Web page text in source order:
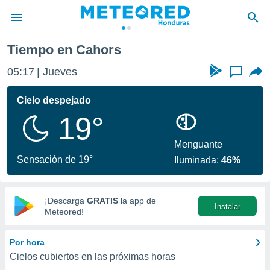
de
ha sido
calidad.
a este
las
y
digital
basada
Tiempo en Cahors
05:17 Jueves ...
Cielo despejado
19°
Sensación de 19°
Menguante
Iluminada:46%
¡Descarga GRATIS la app de
Meteored!
Instalar
Por hora
Cielos cubiertos en las próximas horas